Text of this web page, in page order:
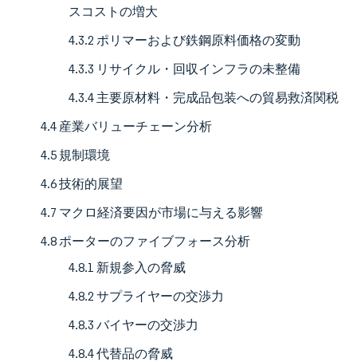
スコストの増大
4.3.2 ポリマーおよび鉄鋼原料価格の変動
4.3.3 リサイクル・回収インフラの未整備
4.3.4 主要原材料・完成品包装への貿易救済関税
4.4 産業バリューチェーン分析
4.5 規制環境
4.6 技術的展望
4.7 マクロ経済要因が市場に与える影響
4.8 ポーターのファイブフォース分析
4.8.1 新規参入の脅威
4.8.2 サプライヤーの交渉力
4.8.3 バイヤーの交渉力
4.8.4 代替品の脅威